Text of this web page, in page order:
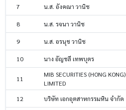
7 น.ส. อังคณา วานิช
8 น.ส. รจนา วานิช
9 น.ส. อรนุช วานิช
10 นาง อัญชลี เทพบุตร
11
MIB SECURITIES (HONG KONG)
LIMITED
12 บริษัท เอกอุตสาหกรรมหิน จำกัด